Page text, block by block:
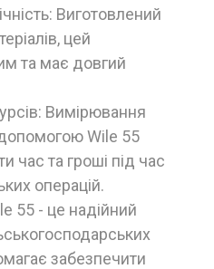
Виготовлений
цей
та має довгий
Вимірювання
Wile 55
час та гроші під час
операцій.
55 - це надійний
забезпечити